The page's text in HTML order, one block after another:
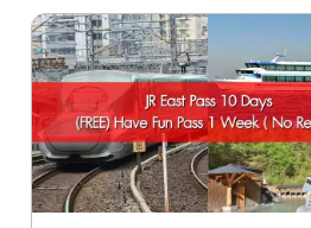
รถไฟ Tobu ไม่ว่าจะเป็น Nikkō,
Nikkō, Kinugawa และ SPACIA
ข้อจำกัด * ไม่สามารถใช้ JR TOKYO Wide
Pass กับรถไฟสาย Tokaido
* ไม่สามารถใช้ได้กับรถไฟใต้ดินใน
หากใช้รถไฟ Gran Class, Green
รถไฟตู้นอน ต้องซื้อตั๋วระบุที่นั่งแบบ
Express เพิ่มเติม * การโดยสาร Fujisan